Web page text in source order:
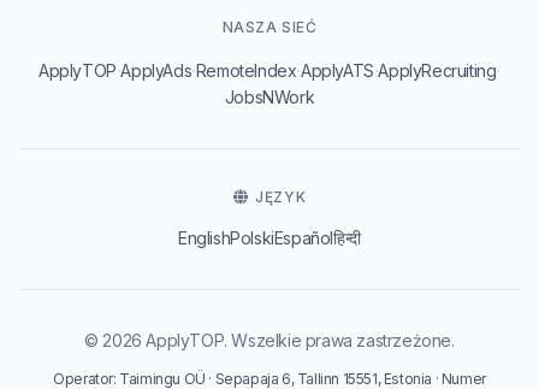
NASZA SIEĆ
ApplyTOP·ApplyAds·RemoteIndex·ApplyATS·ApplyRecruiting·
JobsNWork
JĘZYK
EnglishPolskiEspañolहिन्दी
© 2026 ApplyTOP. Wszelkie prawa zastrzeżone.
Operator: Taimingu OÜ · Sepapaja 6, Tallinn 15551, Estonia · Numer